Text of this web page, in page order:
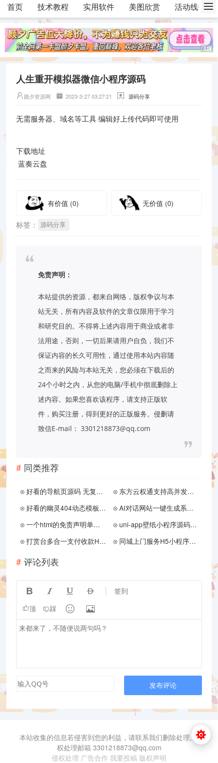
首页 技术教程 实用软件 美图欣赏 活动线报
人生重开模拟器微信小程序源码
颜夕资源网 2023-3-27 03:27:21 源码分享
无需服务器、域名等工具 编辑好上传代码即可使用
下载地址
蓝奏云盘
有价值 (0) 无价值 (0)
标签： 源码分享
免责声明：
本站提供的资源，都来自网络，版权争议与本
站无关，所有内容及软件的文章仅限用于学习
和研究目的。不得将上述内容用于商业或者非
法用途，否则，一切后果请用户自负，我们不
保证内容的长久可用性，通过使用本站内容随
之而来的风险与本站无关，您必须在下载后的
24个小时之内，从您的电脑/手机中彻底删除上
述内容。如果您喜欢该程序，请支持正版软
件，购买注册，得到更好的正版服务。侵删请
致信E-mail： 3301218873@qq.com
同类推荐
好看的导航页源码 无复杂东西
东方云权通支持高并发中小企业级商城系统源码 全开源
好看的幽灵404动态模板源码
AI对话网站一键生成系统源码
一个html的免责声明单页源码。挺好看的，简约风格 然后功能也挺全的
uni-app壁纸小程序源码无需服务器
打赏台多合一支付收款HTML源码
同城上门服务H5小程序源码
评论列表
    签到
顶 踩  
发布评论
本站收集的信息若侵害到您的利益，请联系我们删除处理,侵
权处理邮箱 3301218873@qq.com
侵权处理 广告合作 我要投稿 版权声明